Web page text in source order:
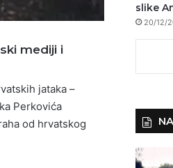
mediji i
jataka –
Perkovića
od hrvatskog
slike
20/12/